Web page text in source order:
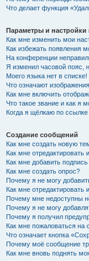
Что делает функция
Параметры и настройки
Как мне изменить мои
Как избежать появления
На конференции
Я изменил часовой пояс,
Моего языка нет в списке!
Что означают
Как мне включить
Что такое звание и как я
Когда я щёлкаю по
Создание сообщений
Как мне создать новую
Как мне отредактировать
Как мне добавить
Как мне создать опрос?
Почему я не могу
Как мне отредактировать
Почему мне недоступны
Почему я не могу
Почему я получил
Как мне пожаловаться на
Что означает кнопка
Почему моё сообщение
Как мне вновь поднять